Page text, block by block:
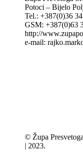
Potoci – Bijelo
Tel.: +387(0)36
GSM: +387(0)63
http://
e-mail:
© Župa
| 2023.